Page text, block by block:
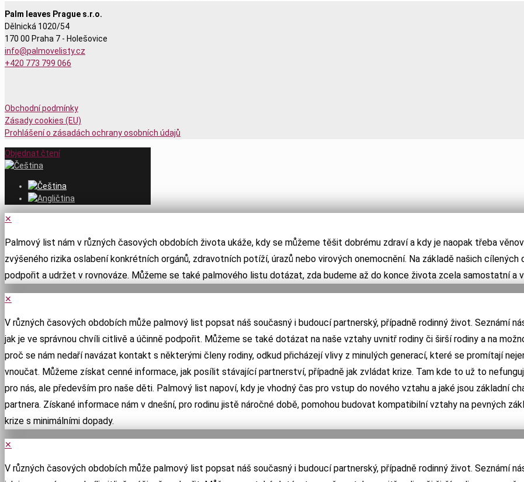
Palm leaves Prague s.r.o.
Dělnická 1020/54
170 00 Praha 7 - Holešovice
info@palmovelisty.cz
+420 773 799 066
Obchodní podmínky
Zásady cookies (EU)
Prohlášení o zásadách ochrany osobních údajů
Objednat čtení
✕
Palmový list nám v různých časových obdobích života ukáže, kdy se můžeme těšit dobrému zdraví a kdy je naopak třeba
zvýšeného rizika oslabení konkrétních orgánů, zdravotních potíží, úrazů nebo virových onemocnění. Na základě našich
podpořit a udržet v rovnováze. Můžeme se také palmového listu dotázat, zda budeme až do konce života zcela samostatní a
✕
V různých časových obdobích může palmový list popsat náš současný i budoucí partnerský, případně rodinný život. Seznámí
jak je ve správnou chvíli citlivě a účinně podpořit. Můžeme se také dotázat na naše vztahy uvnitř rodiny či širší rodiny a na
proč se nám nedaří navázat kontakt s některými členy rodiny, odkud přicházejí vlivy z minulých generací, které se promítají
vnoučat. Můžeme získat cenné informace, jak posílit stávající partnerství, případně jak zvládat krize. Tam kde to už to
pro nás, ale především pro naše děti. Palmový list napoví, kdy je vhodný čas pro vstup do nového vztahu a jaké jsou základní
partnera. Získané informace nám v dnešní, pro rodinu jistě náročné době, pomohou budovat kompatibilní vztahy na pevných
krize s minimálními dopady.
✕
V různých časových obdobích může palmový list popsat náš současný i budoucí partnerský, případně rodinný život. Seznámí